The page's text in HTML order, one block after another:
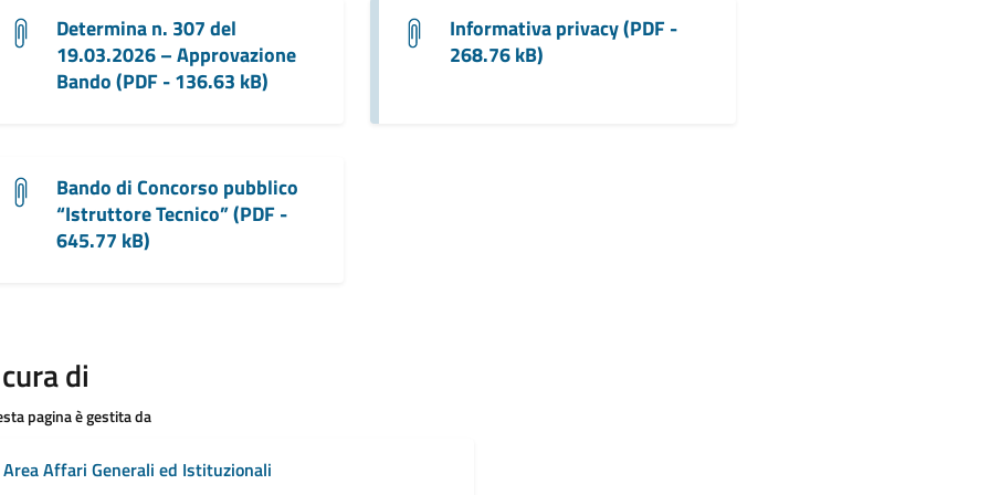
Determina n. 307 del
19.03.2026 – Approvazione
Bando (PDF - 136.63 kB)
Informativa privacy (PDF -
268.76 kB)
Bando di Concorso pubblico
“Istruttore Tecnico” (PDF -
645.77 kB)
di
pagina è gestita da
Area Affari Generali ed Istituzionali